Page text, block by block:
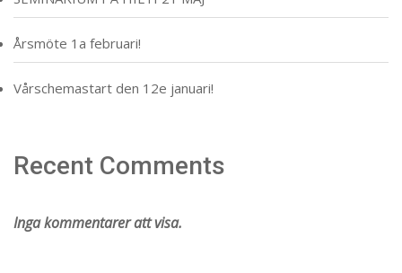
Årsmöte 1a februari!
Vårschemastart den 12e januari!
Recent Comments
Inga kommentarer att visa.